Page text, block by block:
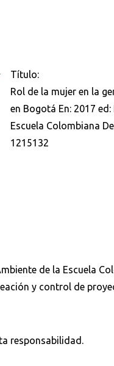
Título:
Rol de la mujer en la
en Bogotá En: 2017 ed:
Escuela Colombiana
1215132
de la Escuela
y control de
responsabilidad.